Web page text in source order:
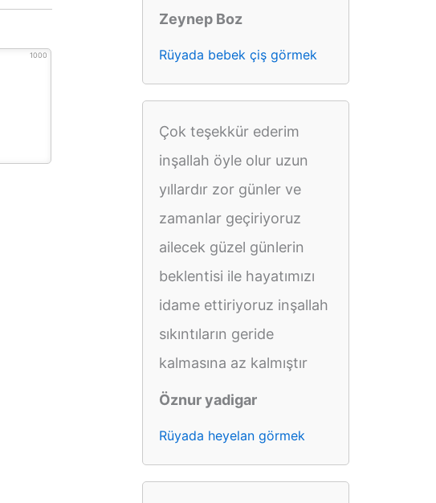
1000
Zeynep Boz
Rüyada bebek çiş görmek
Çok teşekkür ederim
inşallah öyle olur uzun
yıllardır zor günler ve
zamanlar geçiriyoruz
ailecek güzel günlerin
beklentisi ile hayatımızı
idame ettiriyoruz inşallah
sıkıntıların geride
kalmasına az kalmıştır
Öznur yadigar
Rüyada heyelan görmek